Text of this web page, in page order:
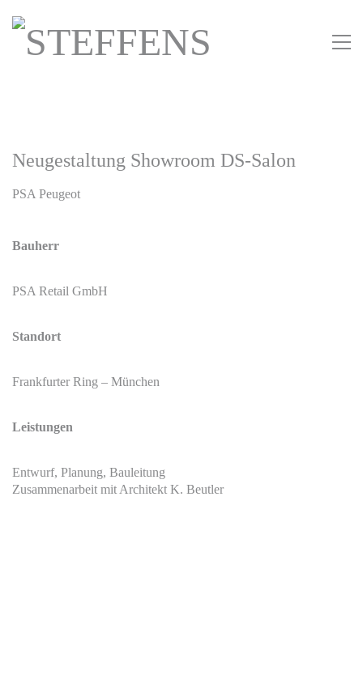
Neugestaltung Showroom DS-Salon
PSA Peugeot
Bauherr
PSA Retail GmbH
Standort
Frankfurter Ring – München
Leistungen
Entwurf, Planung, Bauleitung
Zusammenarbeit mit Architekt K. Beutler